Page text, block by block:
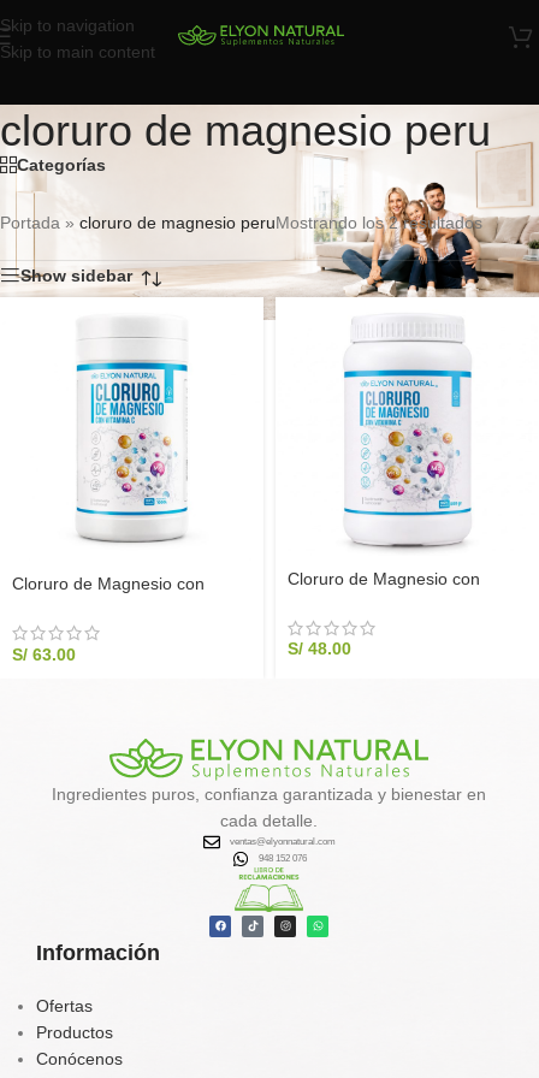
Skip to navigation
Skip to main content
cloruro de magnesio peru
Categorías
Portada » cloruro de magnesio peruMostrando los 2 resultados
Show sidebar
Cloruro de Magnesio con
Natural
S/ 63.00
Cloruro de Magnesio con
Natural
S/ 48.00
Información
Ofertas
Productos
Conócenos
Ingredientes puros, confianza garantizada y bienestar en
cada detalle.
ventas@elyonnatural.com
948 152 076